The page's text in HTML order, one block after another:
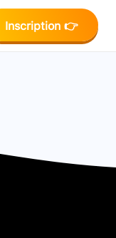
Inscription 👉